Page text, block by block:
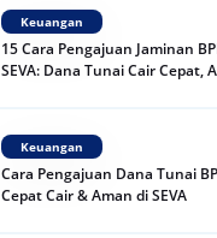
Keuangan
15 Cara Pengajuan Jaminan
SEVA: Dana Tunai Cair Cepat,
Keuangan
Cara Pengajuan Dana Tunai
Cepat Cair & Aman di SEVA